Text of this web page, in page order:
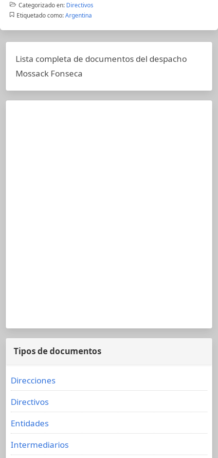
Categorizado en: Directivos
Etiquetado como: Argentina
Lista completa de documentos del despacho
Mossack Fonseca
Tipos de documentos
Direcciones
Directivos
Entidades
Intermediarios